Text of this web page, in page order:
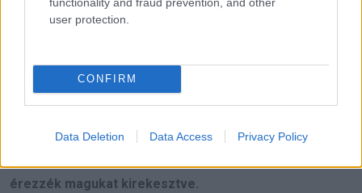
user protection.
CONFIRM
Data Deletion Data Access Privacy Policy
Bár soha nem szabad ítélkezni, megértjük, hogy a
márkájukat. Remélhetőleg ennek a nőnek a gyermekei
érezzék magukat kirekesztve.